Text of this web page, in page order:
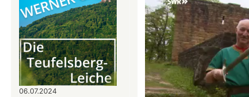
August
–
Benefizkonzert
mit
den
Alphornbläsern
Südpfalz
06.07.2024